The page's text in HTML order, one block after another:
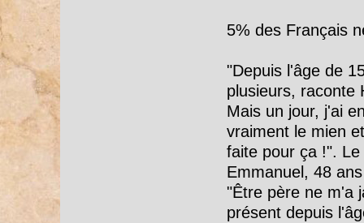
5% des Français
"Depuis l'âge de
plusieurs, raconte
Mais un jour, j'ai
vraiment le mien
faite pour ça !".
Emmanuel, 48
"Être père ne m'a
présent depuis